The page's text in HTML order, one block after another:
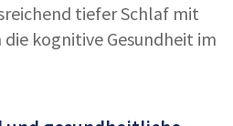
tiefer Schlaf mit
kognitive Gesundheit im